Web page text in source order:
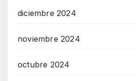
diciembre 2024
noviembre 2024
octubre 2024